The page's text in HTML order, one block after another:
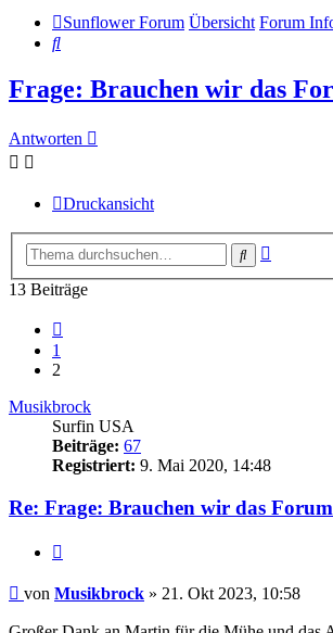
Sunflower Forum Übersicht Forum
Suche
Frage: Brauchen wir das
Antworten
Druckansicht
Suche
13 Beiträge
1
2
Musikbrock
Surfin USA
Beiträge: 67
Registriert: 9. Mai 2020, 14:48
Re: Frage: Brauchen wir das
Beitrag
von Musikbrock » 21. Okt 2023, 10:58